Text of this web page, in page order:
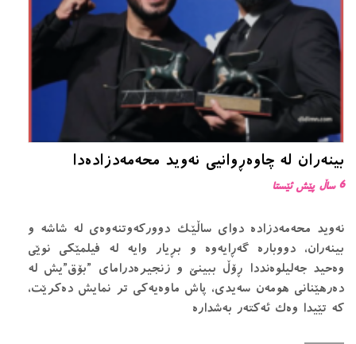
بینەران لە چاوەڕوانیی نەوید محەمەدزادەدا
6 ساڵ پێش ئێستا
نەوید محەمەدزادە دوای ساڵێک دوورکەوتنەوەی لە شاشە و
بینەران، دووبارە گەڕایەوە و بڕیار وایە لە فیلمێکی نوێی
وەحید جەلیلوەنددا ڕۆڵ ببینێ و زنجیرەدرامای ”بۆق”یش لە
دەرهێنانی هومەن سەیدی، پاش ماوەیەکی تر نمایش دەکرێت،
کە تێیدا وەک ئەکتەر بەشدارە